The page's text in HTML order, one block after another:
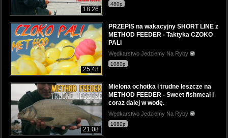
18:26
480p
25:48
PRZEPIS na wakacyjny SHORT LINE z
METHOD FEEDER - Taktyka CZOKO
PALI
Wędkarstwo Jedziemy Na Ryby
1080p
21:08
Mielona ochotka i trudne leszcze na
METHOD FEEDER - Sweet fishmeal i
coraz dalej w wodę.
Wędkarstwo Jedziemy Na Ryby
1080p